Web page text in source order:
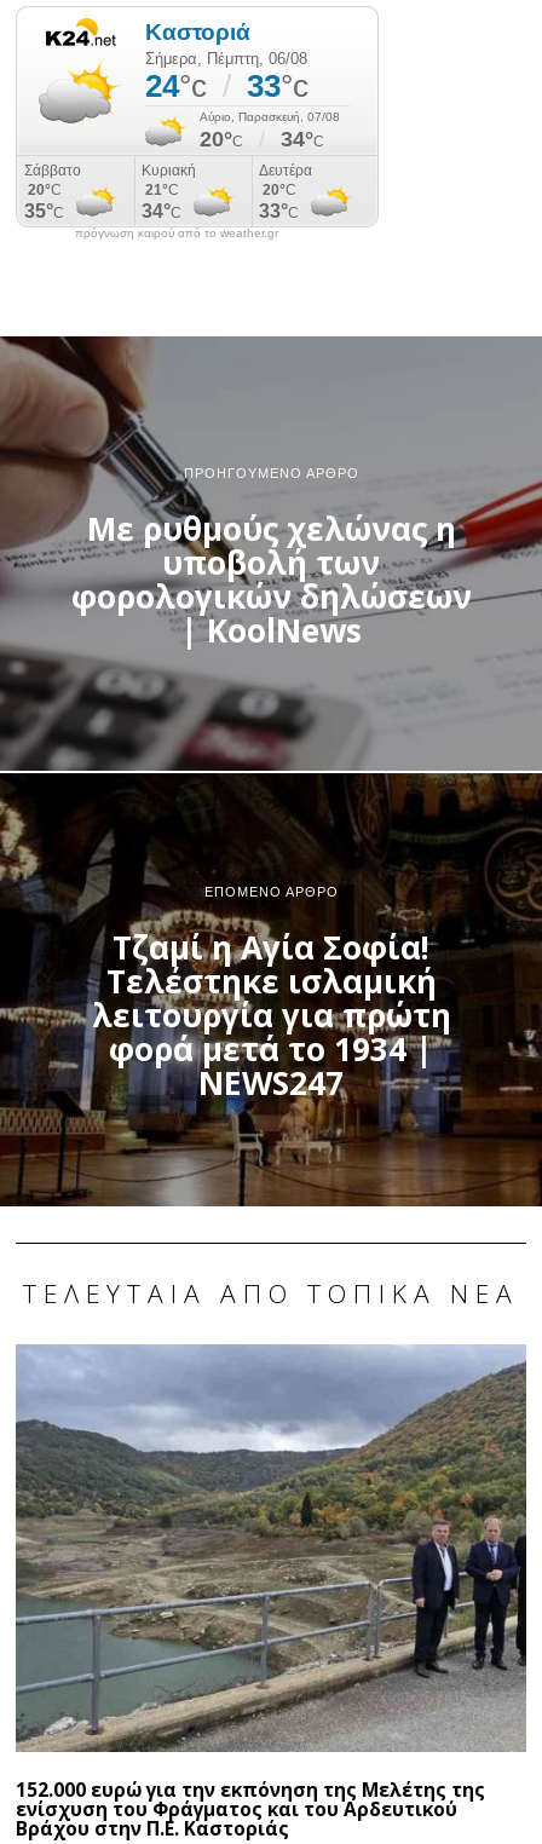
πρόγνωση καιρού από το weather.gr
ΠΡΟΗΓΟΎΜΕΝΟ ΆΡΘΡΟ
Με ρυθμούς χελώνας η
υποβολή των
φορολογικών δηλώσεων
| KoolNews
ΕΠΌΜΕΝΟ ΆΡΘΡΟ
Τζαμί η Αγία Σοφία!
Τελέστηκε ισλαμική
λειτουργία για πρώτη
φορά μετά το 1934 |
NEWS247
ΤΕΛΕΥΤΑΊΑ ΑΠΌ ΤΟΠΙΚΆ ΝΈΑ
152.000 ευρώ για την εκπόνηση της Μελέτης της
ενίσχυση του Φράγματος και του Αρδευτικού
Βράχου στην Π.Ε. Καστοριάς